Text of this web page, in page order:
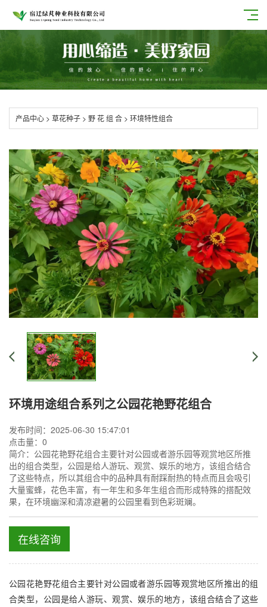
产品中心 > 草花种子 > 野 花 组 合 > 环境特性组合
环境用途组合系列之公园花艳野花组合
发布时间：2025-06-30 15:47:01
点击量： 0
简介：公园花艳野花组合主要针对公园或者游乐园等观赏地区所推
出的组合类型，公园是给人游玩、观赏、娱乐的地方，该组合结合
了这些特点，所以其组合中的品种具有耐踩耐热的特点而且会吸引
大量蜜蜂，花色丰富，有一年生和多年生组合而形成特殊的搭配效
果，在环境幽深和清凉避暑的公园里看到色彩斑斓。
在线咨询
公园花艳野花组合主要针对公园或者游乐园等观赏地区所推出的组
合类型，公园是给人游玩、观赏、娱乐的地方，该组合结合了这些